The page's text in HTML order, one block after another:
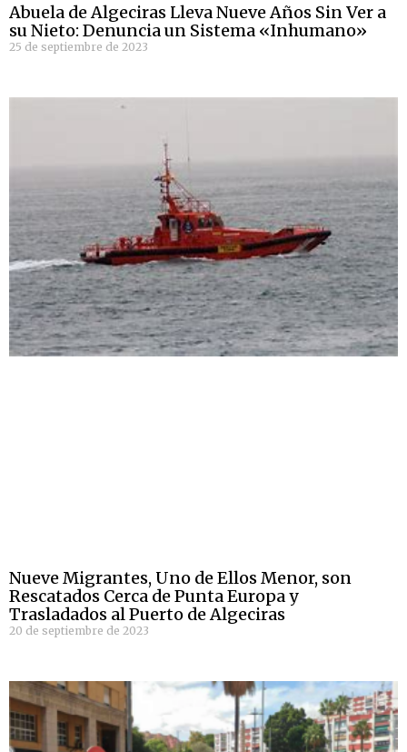
Abuela de Algeciras Lleva Nueve Años Sin Ver a
su Nieto: Denuncia un Sistema «Inhumano»
25 de septiembre de 2023
Nueve Migrantes, Uno de Ellos Menor, son
Rescatados Cerca de Punta Europa y
Trasladados al Puerto de Algeciras
20 de septiembre de 2023